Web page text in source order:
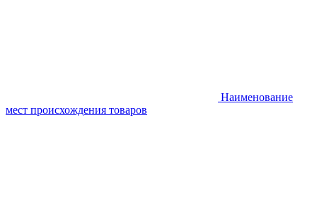
Наименование
мест происхождения товаров